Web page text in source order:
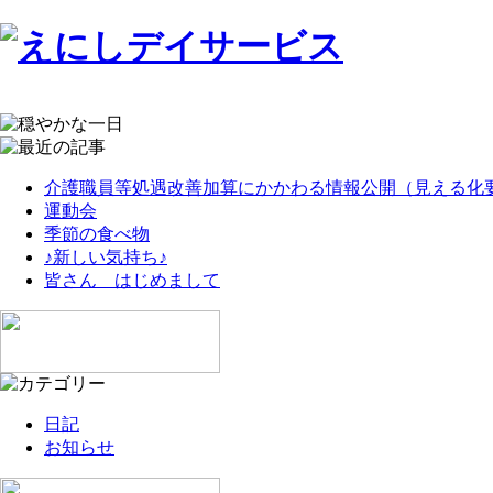
介護職員等処遇改善加算にかかわる情報公開（見える化
運動会
季節の食べ物
♪新しい気持ち♪
皆さん はじめまして
日記
お知らせ